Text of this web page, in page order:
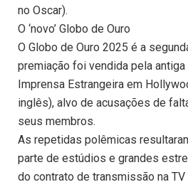
no Oscar).
O ‘novo’ Globo de Ouro
O Globo de Ouro 2025 é a
premiação foi vendida pela
Imprensa Estrangeira em
inglês), alvo de acusações de
seus membros.
As repetidas polêmicas
parte de estúdios e grandes
do contrato de transmissão na TV